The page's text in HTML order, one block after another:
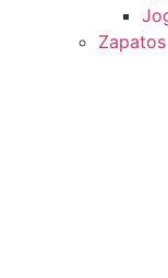
Zapatos